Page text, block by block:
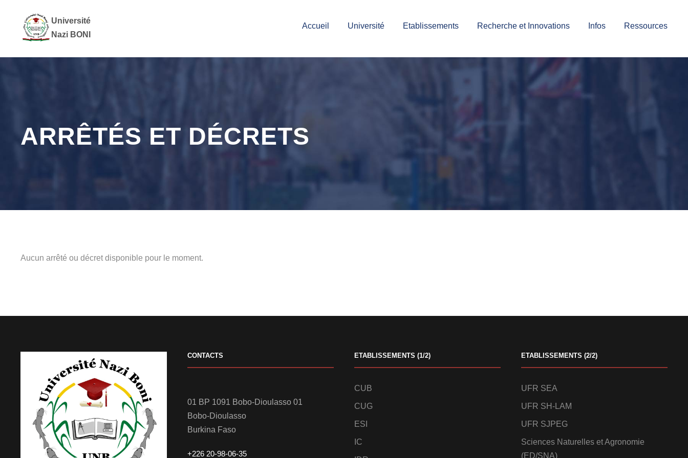
Université
Nazi BONI
Accueil Université Etablissements Recherche et Innovations Infos Ressources
ARRÊTÉS ET DÉCRETS
Aucun arrêté ou décret disponible pour le moment.
CONTACTS
01 BP 1091 Bobo-Dioulasso 01
Bobo-Dioulasso
Burkina Faso
+226 20-98-06-35
ETABLISSEMENTS (1/2)
CUB
CUG
ESI
IC
ETABLISSEMENTS (2/2)
UFR SEA
UFR SH-LAM
UFR SJPEG
Sciences Naturelles et Agronomie
(ED/SNA)